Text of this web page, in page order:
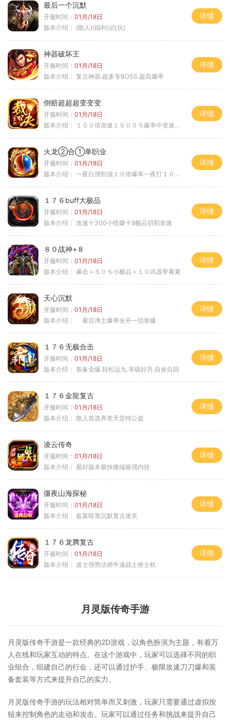
最后一个沉默
开服时间： 01月/18日
版本介绍： (散人)(福利)(白玩)
详情
神器破坏王
开服时间： 01月/18日
版本介绍： 复古神器.超多专BOSS.超高爆率
详情
倒赔超超超变变变
开服时间： 01月/18日
版本介绍：
１００倍加速１０００％爆率中变迷失单职
详情
火龙②合①单职业
开服时间： 01月/18日
版本介绍： 一夜白漂到顶１０倍爆率一夜打１０００充
详情
１７６buff大极品
开服时间： 01月/18日
版本介绍： 攻速十300小怪爆十9极品切割攻速
详情
８０战神+８
开服时间： 01月/18日
版本介绍： 暴击＋５０％小极品＋１０武器带毒素
详情
天心沉默
开服时间： 01月/18日
版本介绍：
最后净土爆率全开一切靠爆
详情
１７６无极合击
开服时间： 01月/18日
版本介绍： 装备全爆.轻松运九.等级好升.自捡自回
详情
１７６金龍复古
开服时间： 01月/18日
版本介绍： 散人首选养老天堂纯公益
详情
凌云传奇
开服时间： 01月/18日
版本介绍： 最好版本最快微端最强内挂
详情
僵夜山海探秘
开服时间： 01月/18日
版本介绍： 盗墓暗黑沉默复古迷失
详情
１７６龙腾复古
开服时间： 01月/18日
版本介绍： 道士强势法师牛逼战士推士机
详情
月灵版传奇手游
月灵版传奇手游是一款经典的2D游戏，以角色扮演为主题，有着万
人在线和玩家互动的特点。在这个游戏中，玩家可以选择不同的职
业组合，组建自己的行会，还可以通过护手、极限攻速刀刀爆和装
备套装等方式来提升自己的实力。
月灵版传奇手游的玩法相对简单而又刺激，玩家只需要通过虚拟按
钮来控制角色的走动和攻击。玩家可以通过任务和挑战来提升自己